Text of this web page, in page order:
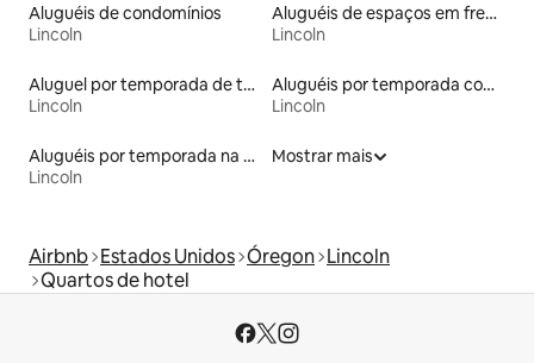
Aluguéis de condomínios
Lincoln
Aluguéis de espaços em frente à praia
Lincoln
Aluguel por temporada de townhouses
Lincoln
Aluguéis por temporada com banheira de hidromassagem
Lincoln
Aluguéis por temporada na orla
Lincoln
Mostrar mais
Airbnb Estados Unidos Óregon Lincoln
Quartos de hotel